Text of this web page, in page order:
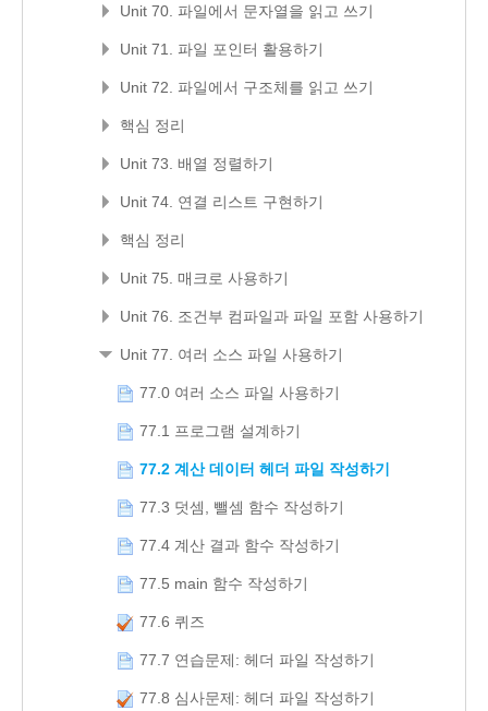
Unit 70. 파일에서 문자열을 읽고 쓰기
Unit 71. 파일 포인터 활용하기
Unit 72. 파일에서 구조체를 읽고 쓰기
핵심 정리
Unit 73. 배열 정렬하기
Unit 74. 연결 리스트 구현하기
핵심 정리
Unit 75. 매크로 사용하기
Unit 76. 조건부 컴파일과 파일 포함 사용하기
Unit 77. 여러 소스 파일 사용하기
77.0 여러 소스 파일 사용하기
77.1 프로그램 설계하기
77.2 계산 데이터 헤더 파일 작성하기
77.3 덧셈, 뺄셈 함수 작성하기
77.4 계산 결과 함수 작성하기
77.5 main 함수 작성하기
77.6 퀴즈
77.7 연습문제: 헤더 파일 작성하기
77.8 심사문제: 헤더 파일 작성하기